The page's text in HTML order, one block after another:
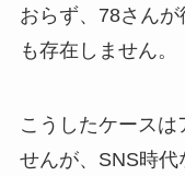
おらず、78さん
も存在しません。
こうしたケースは
せんが、SNS時代